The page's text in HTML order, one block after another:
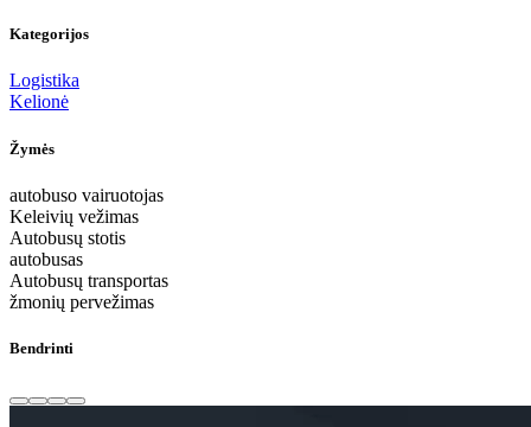
Kategorijos
Logistika
Kelionė
Žymės
autobuso vairuotojas
Keleivių vežimas
Autobusų stotis
autobusas
Autobusų transportas
žmonių pervežimas
Bendrinti